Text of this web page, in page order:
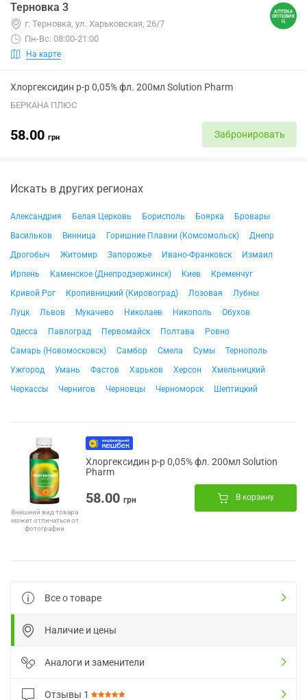
Терновка 3
г. Терновка, ул. Харьковская, 26/7
Пн-Вс: 08:00-21:00
На карте
Хлоргексидин р-р 0,05% фл. 200мл Solution Pharm
БЕРКАНА ПЛЮС
58.00 грн Забронировать
Искать в других регионах
Александрия Белая Церковь Борисполь Боярка
Бровары
Васильков
Винница Горишние Плавни (Комсомольск)
Днепр
Дрогобыч
Житомир Запорожье Ивано-Франковск
Измаил
Ирпень
Каменское (Днепродзержинск) Киев
Кременчуг
Кривой Рог
Кропивницкий (Кировоград) Лозовая
Лубны
Луцк
Львов Мукачево Николаев Никополь
Обухов
Одесса
Павлоград Первомайск Полтава
Ровно
Самарь (Новомосковск)
Самбор Смела Сумы
Тернополь
Ужгород
Умань Фастов Харьков Херсон
Хмельницкий
Черкассы
Чернигов Черновцы Черноморск Шептицкий
Внешний вид товара
может отличаться от
фотографии
Хлоргексидин р-р 0,05% фл. 200мл Solution
Pharm
58.00 грн В корзину
Все о товаре
Наличие и цены
Аналоги и заменители
Отзывы 1